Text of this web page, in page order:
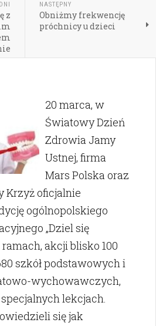
z
NASTĘPNY
Obniżmy frekwencję
próchnicy u dzieci
20 marca, w
Światowy Dzień
Zdrowia Jamy
Ustnej, firma
Mars Polska oraz
Krzyż oficjalnie
ogólnopolskiego
„Dziel się
akcji blisko 100
szkół podstawowych i
wychowawczych,
lekcjach.
się jak